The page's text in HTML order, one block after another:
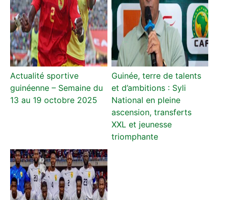
Actualité sportive
guinéenne – Semaine du
13 au 19 octobre 2025
Guinée, terre de talents
et d’ambitions : Syli
National en pleine
ascension, transferts
XXL et jeunesse
triomphante